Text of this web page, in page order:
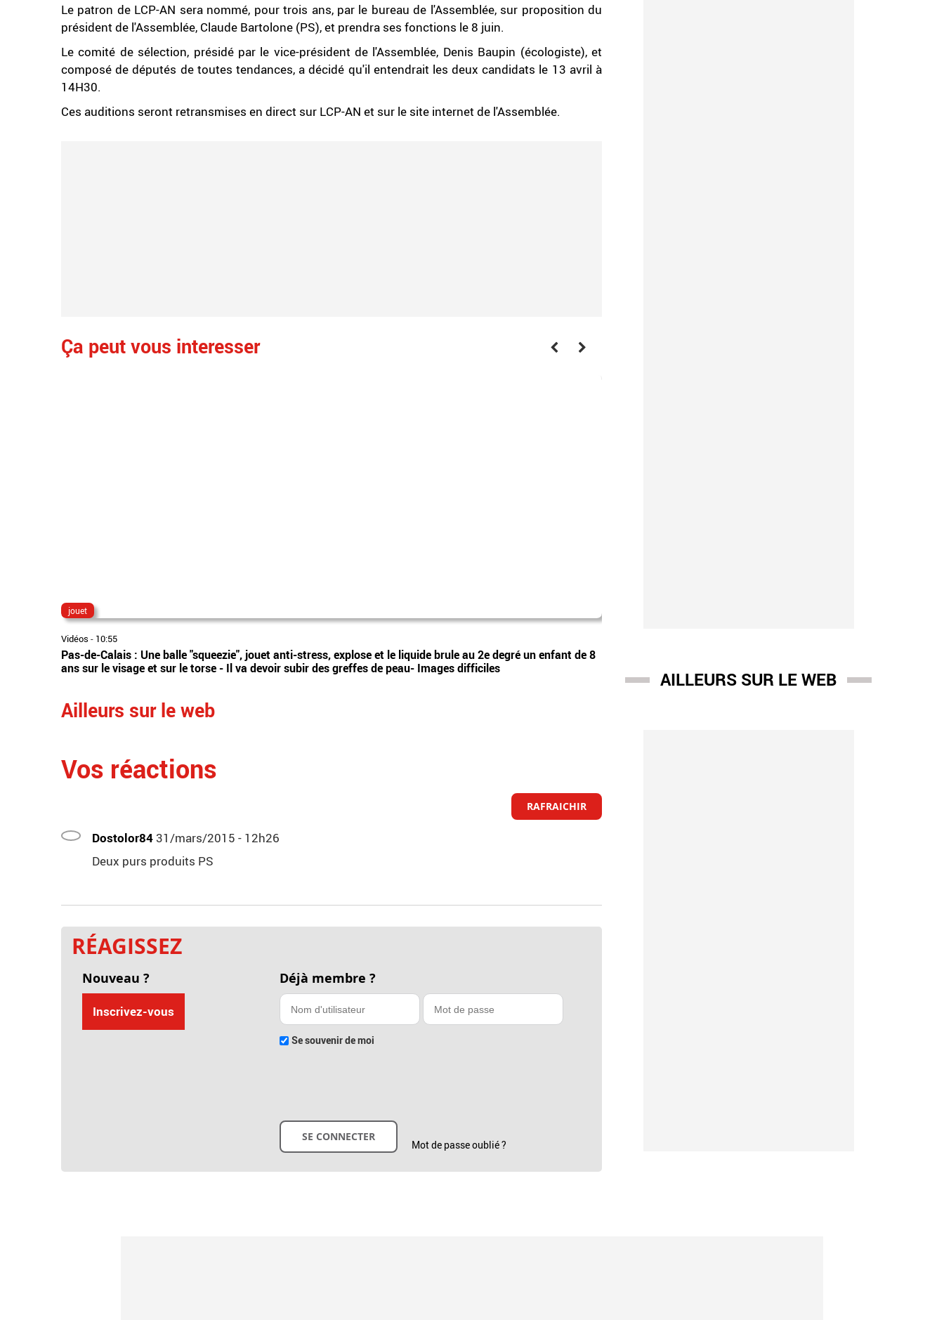
Le patron de LCP-AN sera nommé, pour trois ans, par le bureau de l'Assemblée, sur proposition du
président de l'Assemblée, Claude Bartolone (PS), et prendra ses fonctions le 8 juin.
Le comité de sélection, présidé par le vice-président de l'Assemblée, Denis Baupin (écologiste), et
composé de députés de toutes tendances, a décidé qu'il entendrait les deux candidats le 13 avril à
14H30.
Ces auditions seront retransmises en direct sur LCP-AN et sur le site internet de l'Assemblée.
Ça peut vous interesser
jouet
Vidéos - 10:55
Pas-de-Calais : Une balle "squeezie", jouet anti-stress, explose et le liquide brule au 2e degré un enfant de 8
ans sur le visage et sur le torse - Il va devoir subir des greffes de peau- Images difficiles
Ailleurs sur le web
Vos réactions
RAFRAICHIR
Dostolor84 31/mars/2015 - 12h26
Deux purs produits PS
RÉAGISSEZ
Nouveau ?
Inscrivez-vous
Déjà membre ?
Se souvenir de moi
Mot de passe oublié ?
AILLEURS SUR LE WEB